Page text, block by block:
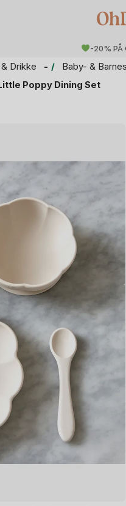
-20% PÅ
Drikke Baby- &
Poppy Dining Set